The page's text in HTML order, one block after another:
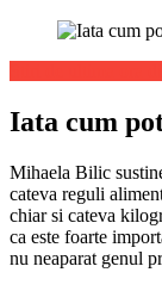
Iata cum
Mihaela Bilic
cateva reguli
chiar si cateva
ca este foarte
nu neaparat genul